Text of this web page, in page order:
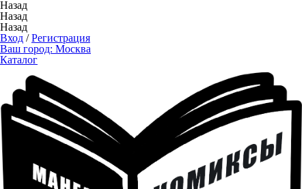
Назад
Назад
Назад
Вход /Регистрация
Ваш город: Москва
Каталог